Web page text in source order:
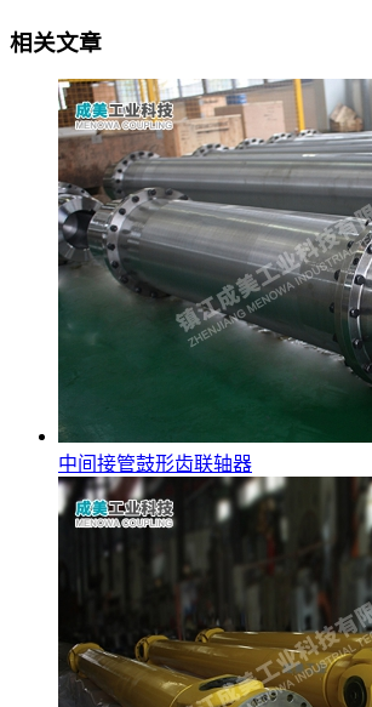
相关文章
中间接管鼓形齿联轴器